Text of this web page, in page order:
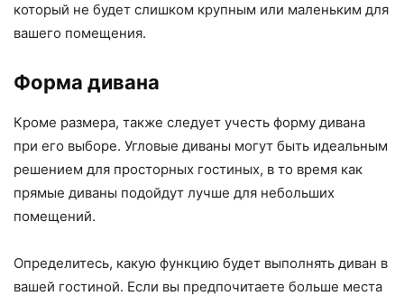
который не будет слишком крупным или маленьким для
вашего помещения.
Форма дивана
Кроме размера, также следует учесть форму дивана
при его выборе. Угловые диваны могут быть идеальным
решением для просторных гостиных, в то время как
прямые диваны подойдут лучше для небольших
помещений.
Определитесь, какую функцию будет выполнять диван в
вашей гостиной. Если вы предпочитаете больше места